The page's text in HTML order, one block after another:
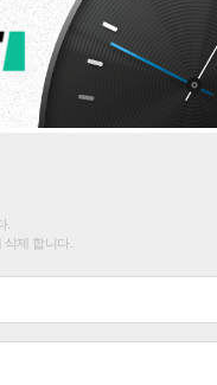
.
제 합니다.